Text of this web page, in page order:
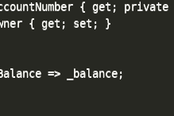
{ get; private
{ get; set; }
=> _balance;